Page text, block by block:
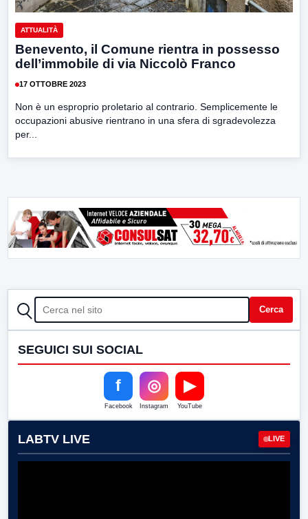
ATTUALITÀ
Benevento, il Comune rientra in possesso
dell’immobile di via Niccolò Franco
17 OTTOBRE 2023
Non è un esproprio proletario al contrario. Semplicemente le
occupazioni abusive rientrano in una sfera di sgradevolezza
per...
CERCA Cerca
SEGUICI SUI SOCIAL
f
Facebook
◎
Instagram
▶
YouTube
LABTV LIVE LIVE